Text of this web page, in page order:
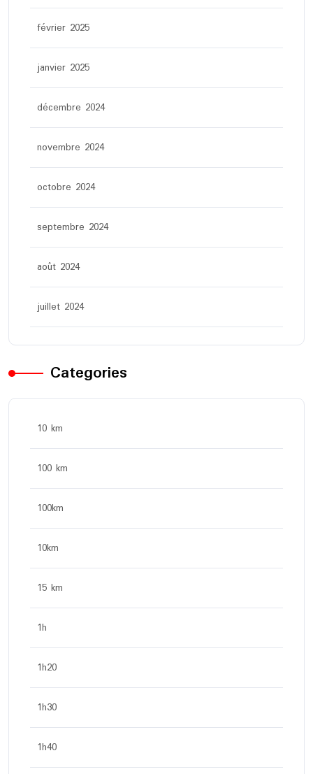
février 2025
janvier 2025
décembre 2024
novembre 2024
octobre 2024
septembre 2024
août 2024
juillet 2024
Categories
10 km
100 km
100km
10km
15 km
1h
1h20
1h30
1h40